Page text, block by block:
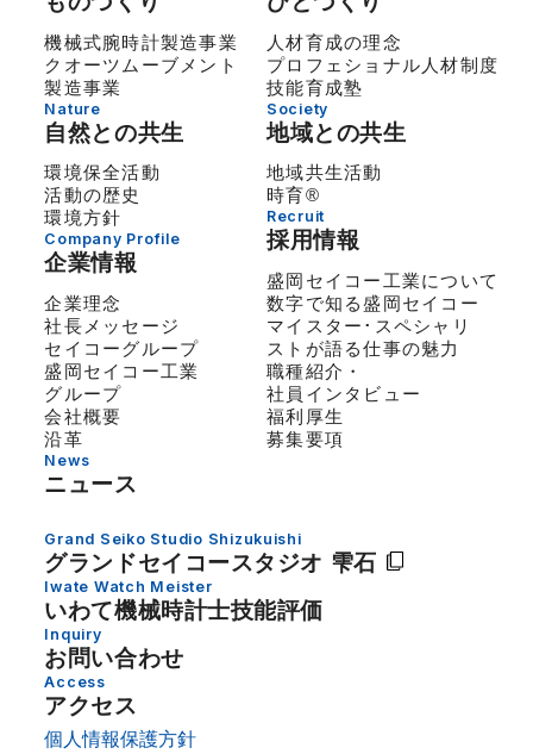
機械式腕時計製造事業
クオーツムーブメント
製造事業
Nature
自然との共生
環境保全活動
活動の歴史
環境方針
Company Profile
企業情報
企業理念
社長メッセージ
セイコーグループ
盛岡セイコー工業
グループ
会社概要
沿革
News
ニュース
人材育成の理念
プロフェショナル人材制度
技能育成塾
Society
地域との共生
地域共生活動
時育®
Recruit
採用情報
盛岡セイコー工業について
数字で知る盛岡セイコー
マイスター･スペシャリ
ストが語る仕事の魅力
職種紹介・
社員インタビュー
福利厚生
募集要項
Grand Seiko Studio Shizukuishi
グランドセイコースタジオ 雫石
Iwate Watch Meister
いわて機械時計士技能評価
Inquiry
お問い合わせ
Access
アクセス
個人情報保護方針